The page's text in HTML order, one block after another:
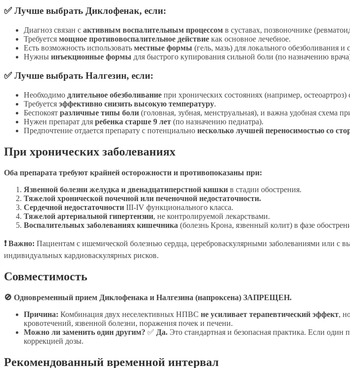
✅ Лучше выбрать Диклофенак, если:
Диагноз связан с активным воспалительным процессом в суставах, позвоночнике
Требуется мощное противовоспалительное действие как основное лечебное.
Есть возможность использовать местные формы (гель, мазь) для локального обезболивания
Нужны инъекционные формы для быстрого купирования сильной боли (по назначению
✅ Лучше выбрать Налгезин, если:
Необходимо длительное обезболивание при хронических состояниях (например, остеоартроз)
Требуется эффективно снизить высокую температуру.
Беспокоят различные типы боли (головная, зубная, менструальная), и важна удобная схема
Нужен препарат для ребенка старше 9 лет (по назначению педиатра).
Предпочтение отдается препарату с потенциально несколько лучшей переносимостью со
При хронических заболеваниях
Оба препарата требуют крайней осторожности и противопоказаны при:
Язвенной болезни желудка и двенадцатиперстной кишки в стадии обострения.
Тяжелой хронической почечной или печеночной недостаточности.
Сердечной недостаточности III-IV функционального класса.
Тяжелой артериальной гипертензии, не контролируемой лекарствами.
Воспалительных заболеваниях кишечника (болезнь Крона, язвенный колит) в фазе
❗ Важно: Пациентам с ишемической болезнью сердца, цереброваскулярными заболеваниями или
индивидуальных кардиоваскулярных рисков.
Совместимость
🚫 Одновременный прием Диклофенака и Налгезина (напроксена) ЗАПРЕЩЕН.
Причина: Комбинация двух неселективных НПВС не усиливает терапевтический эффект,
кровотечений, язвенной болезни, поражения почек и печени.
Можно ли заменить один другим? ✅ Да. Это стандартная и безопасная практика. Если
коррекцией дозы.
Рекомендованный временной интервал